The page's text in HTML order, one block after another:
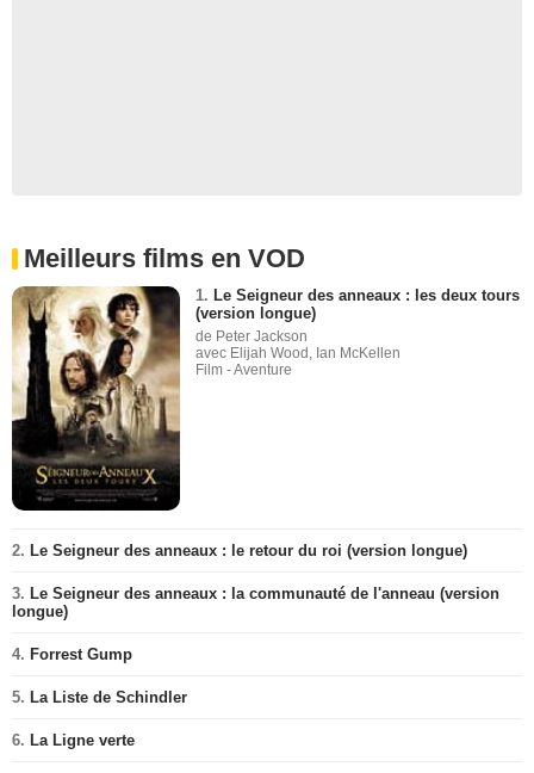
Meilleurs films en VOD
1. Le Seigneur des anneaux : les deux tours
(version longue)
de Peter Jackson
avec Elijah Wood, Ian McKellen
Film - Aventure
2. Le Seigneur des anneaux : le retour du roi (version longue)
3. Le Seigneur des anneaux : la communauté de l'anneau (version
longue)
4. Forrest Gump
5. La Liste de Schindler
6. La Ligne verte